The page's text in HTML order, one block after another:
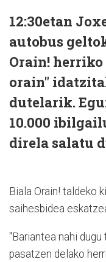
12:30etan
autobus
Orain! herriko
orain"
dutelarik.
10.000
direla salatu
Biala Orain! taldeko
saihesbidea
"Bariantea nahi
pasatzen delako